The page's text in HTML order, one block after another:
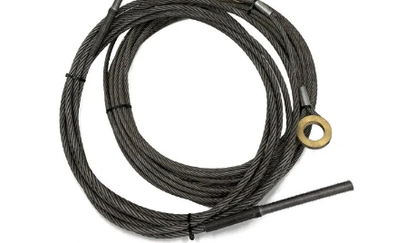
Отзывы
Политика конфиденциальности